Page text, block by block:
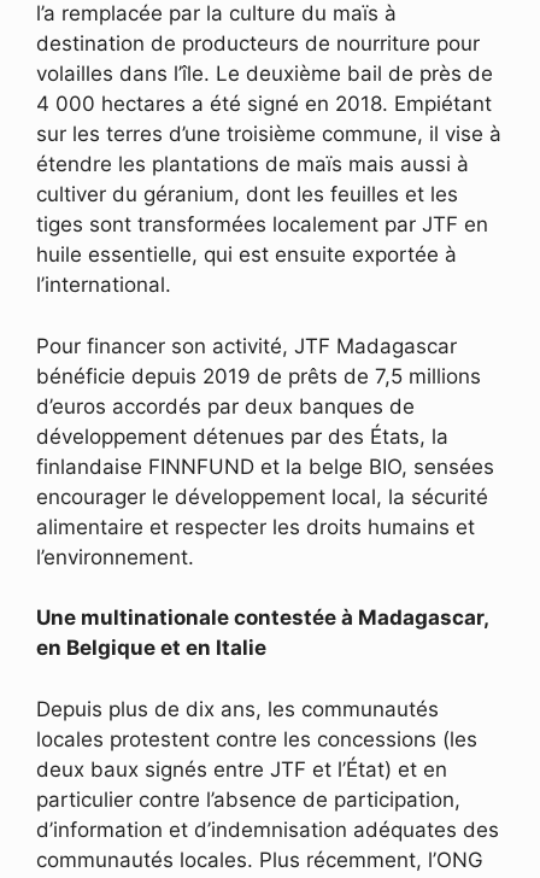
l’a remplacée par la culture du maïs à
destination de producteurs de nourriture pour
volailles dans l’île. Le deuxième bail de près de
4 000 hectares a été signé en 2018. Empiétant
sur les terres d’une troisième commune, il vise à
étendre les plantations de maïs mais aussi à
cultiver du géranium, dont les feuilles et les
tiges sont transformées localement par JTF en
huile essentielle, qui est ensuite exportée à
l’international.
Pour financer son activité, JTF Madagascar
bénéficie depuis 2019 de prêts de 7,5 millions
d’euros accordés par deux banques de
développement détenues par des États, la
finlandaise FINNFUND et la belge BIO, sensées
encourager le développement local, la sécurité
alimentaire et respecter les droits humains et
l’environnement.
Une multinationale contestée à Madagascar,
en Belgique et en Italie
Depuis plus de dix ans, les communautés
locales protestent contre les concessions (les
deux baux signés entre JTF et l’État) et en
particulier contre l’absence de participation,
d’information et d’indemnisation adéquates des
communautés locales. Plus récemment, l’ONG